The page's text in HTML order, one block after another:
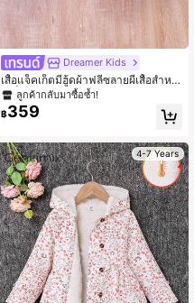
Dreamer Kids
เสื้อแจ็คเก็ตมีฮู้ดผ้าฟลีซลายผีเสื้อสำหรั
บเด็กผู้หญิง, ฤดูใบไม้ร่วง/ฤดูหนาว
ลูกค้ากลับมาซื้อซ้ำ!
฿359
4-7 Years